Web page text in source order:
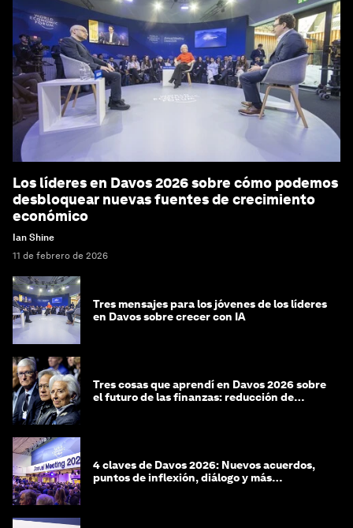
Los líderes en Davos 2026 sobre cómo podemos
desbloquear nuevas fuentes de crecimiento
económico
Ian Shine
11 de febrero de 2026
Tres mensajes para los jóvenes de los líderes
en Davos sobre crecer con IA
Tres cosas que aprendí en Davos 2026 sobre
el futuro de las finanzas: reducción de
4 claves de Davos 2026: Nuevos acuerdos,
puntos de inflexión, diálogo y más